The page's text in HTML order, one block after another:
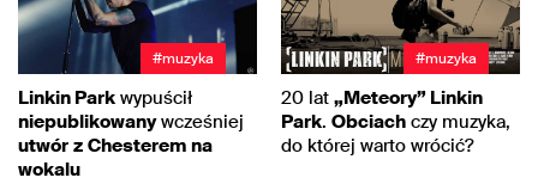
#muzyka
Linkin Park wypuścił
niepublikowanywcześniej
utwór z Chesterem na
wokalu
#muzyka
20 lat „Meteory” Linkin
Park. Obciach czy muzyka,
do której warto wrócić?